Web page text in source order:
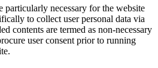
particularly necessary for the website
to collect user personal data via
contents are termed as non-necessary
user consent prior to running